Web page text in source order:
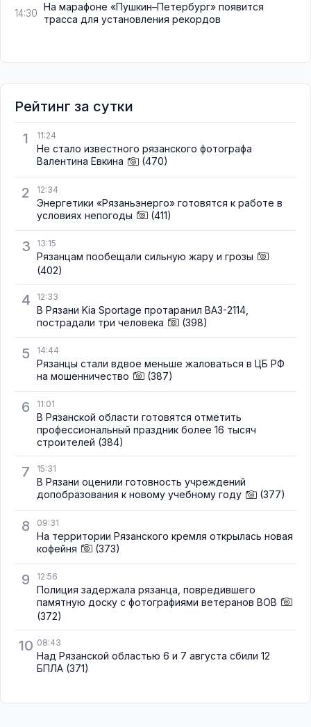
14:30
На марафоне «Пушкин–Петербург» появится
трасса для установления рекордов
Рейтинг за сутки
1
11:24
Не стало известного рязанского фотографа
Валентина Евкина
(470)
2 12:34
Энергетики «Рязаньэнерго» готовятся к работе в
условиях непогоды
(411)
3 13:15
Рязанцам пообещали сильную жару и грозы
(402)
4 12:33
В Рязани Kia Sportage протаранил ВАЗ-2114,
пострадали три человека
(398)
5 14:44
Рязанцы стали вдвое меньше жаловаться в ЦБ РФ
на мошенничество
(387)
6 11:01
В Рязанской области готовятся отметить
профессиональный праздник более 16 тысяч
строителей (384)
7 15:31
В Рязани оценили готовность учреждений
допобразования к новому учебному году
(377)
8 09:31
На территории Рязанского кремля открылась новая
кофейня
(373)
9 12:56
Полиция задержала рязанца, повредившего
памятную доску с фотографиями ветеранов ВОВ
(372)
10 08:43
Над Рязанской областью 6 и 7 августа сбили 12
БПЛА (371)